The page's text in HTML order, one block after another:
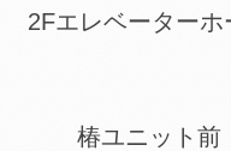
2Fエレベーターホ
椿ユニット前